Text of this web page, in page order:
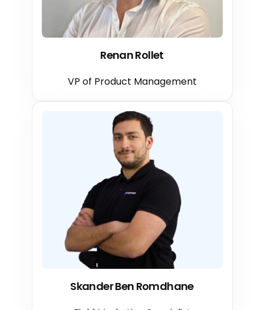
Renan Rollet
VP of Product Management
Skander Ben Romdhane